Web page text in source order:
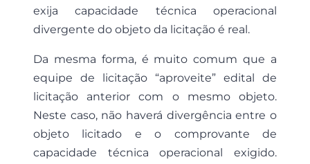
exija capacidade técnica operacional
divergente do objeto da licitação é real.
Da mesma forma, é muito comum que a
equipe de licitação “aproveite” edital de
licitação anterior com o mesmo objeto.
Neste caso, não haverá divergência entre o
objeto licitado e o comprovante de
capacidade técnica operacional exigido.